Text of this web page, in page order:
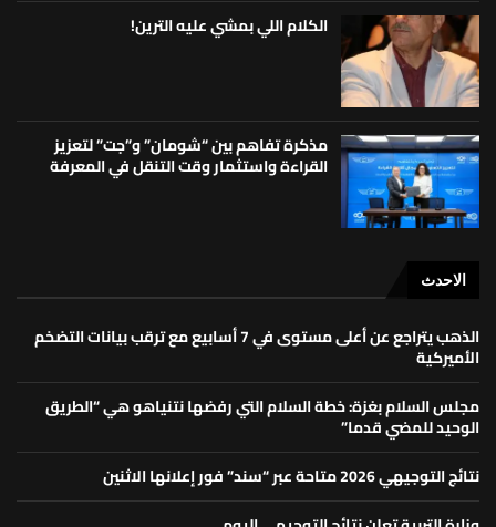
الكلام اللي بمشي عليه الترين!
مذكرة تفاهم بين “شومان” و”جت” لتعزيز
القراءة واستثمار وقت التنقل في المعرفة
الاحدث
الذهب يتراجع عن أعلى مستوى في 7 أسابيع مع ترقب بيانات التضخم
الأميركية
مجلس السلام بغزة: خطة السلام التي رفضها نتنياهو هي “الطريق
الوحيد للمضي قدما”
نتائج التوجيهي 2026 متاحة عبر “سند” فور إعلانها الاثنين